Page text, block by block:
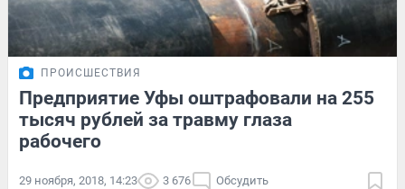
ПРОИСШЕСТВИЯ
Предприятие Уфы оштрафовали на 255
тысяч рублей за травму глаза
рабочего
29 ноября, 2018, 14:23 3 676 Обсудить